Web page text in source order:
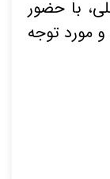
با حضور
و مورد توجه